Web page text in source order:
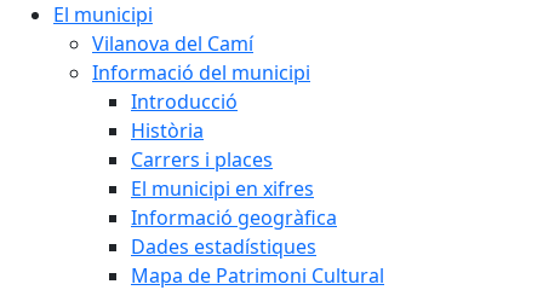
El municipi
Vilanova del Camí
Informació del municipi
Introducció
Història
Carrers i places
El municipi en xifres
Informació geogràfica
Dades estadístiques
Mapa de Patrimoni Cultural